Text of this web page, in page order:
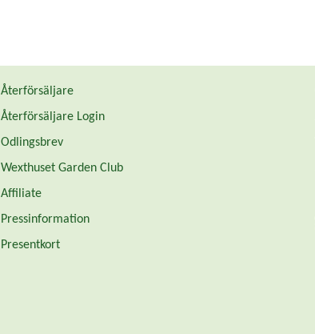
Återförsäljare
Återförsäljare Login
Odlingsbrev
Wexthuset Garden Club
Affiliate
Pressinformation
Presentkort